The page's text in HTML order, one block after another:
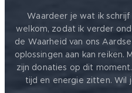
Waardeer je wat ik
welkom, zodat ik verder
de Waarheid van ons
oplossingen aan kan reiken.
zijn donaties op dit
tijd en energie zitten. Wil